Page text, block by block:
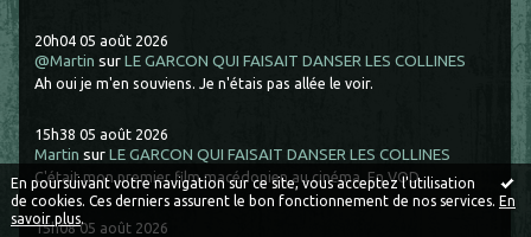
En poursuivant votre navigation sur ce site, vous acceptez l'utilisation
de cookies. Ces derniers assurent le bon fonctionnement de nos services. En
savoir plus.
20h04 05 août 2026
@Martin surLE GARCON QUI FAISAIT DANSER LES COLLINES
Ah oui je m'en souviens. Je n'étais pas allée le voir.
15h38 05 août 2026
Martin surLE GARCON QUI FAISAIT DANSER LES COLLINES
C'était mon premier film macédonien au cinéma. En VOD,...
15h08 05 août 2026